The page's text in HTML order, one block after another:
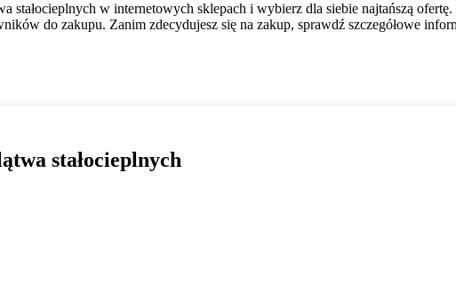
stałocieplnych w internetowych sklepach i wybierz dla siebie najtańszą
do zakupu. Zanim zdecydujesz się na zakup, sprawdź szczegółowe